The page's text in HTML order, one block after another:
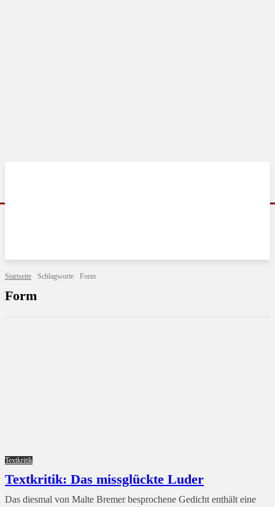
Startseite Schlagworte Form
Form
Textkritik
Textkritik: Das missglückte Luder
Das diesmal von Malte Bremer besprochene Gedicht enthält eine